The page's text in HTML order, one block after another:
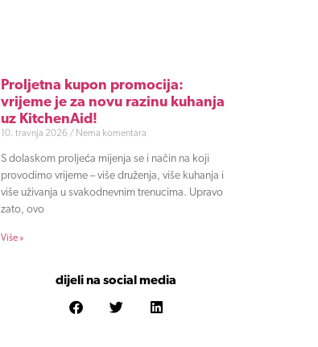
Proljetna kupon promocija:
vrijeme je za novu razinu kuhanja
uz KitchenAid!
10. travnja 2026 Nema komentara
S dolaskom proljeća mijenja se i način na koji
provodimo vrijeme – više druženja, više kuhanja i
više uživanja u svakodnevnim trenucima. Upravo
zato, ovo
Više »
dijeli na social media